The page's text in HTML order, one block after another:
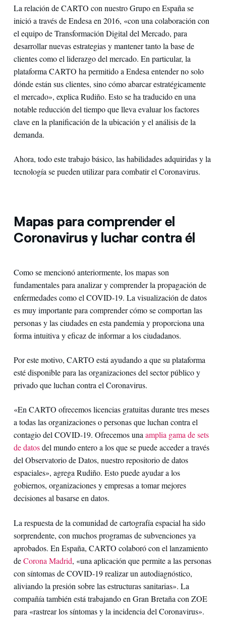
La relación de CARTO con nuestro Grupo en España se
inició a través de Endesa en 2016, «con una colaboración con
el equipo de Transformación Digital del Mercado, para
desarrollar nuevas estrategias y mantener tanto la base de
clientes como el liderazgo del mercado. En particular, la
plataforma CARTO ha permitido a Endesa entender no solo
dónde están sus clientes, sino cómo abarcar estratégicamente
el mercado», explica Rudiño. Esto se ha traducido en una
notable reducción del tiempo que lleva evaluar los factores
clave en la planificación de la ubicación y el análisis de la
demanda.
Ahora, todo este trabajo básico, las habilidades adquiridas y la
tecnología se pueden utilizar para combatir el Coronavirus.
Mapas para comprender el
Coronavirus y luchar contra él
Como se mencionó anteriormente, los mapas son
fundamentales para analizar y comprender la propagación de
enfermedades como el COVID-19. La visualización de datos
es muy importante para comprender cómo se comportan las
personas y las ciudades en esta pandemia y proporciona una
forma intuitiva y eficaz de informar a los ciudadanos.
Por este motivo, CARTO está ayudando a que su plataforma
esté disponible para las organizaciones del sector público y
privado que luchan contra el Coronavirus.
«En CARTO ofrecemos licencias gratuitas durante tres meses
a todas las organizaciones o personas que luchan contra el
contagio del COVID-19. Ofrecemos unaamplia gama de sets
de datosdel mundo entero a los que se puede acceder a través
del Observatorio de Datos, nuestro repositorio de datos
espaciales», agrega Rudiño. Esto puede ayudar a los
gobiernos, organizaciones y empresas a tomar mejores
decisiones al basarse en datos.
La respuesta de la comunidad de cartografía espacial ha sido
sorprendente, con muchos programas de subvenciones ya
aprobados. En España, CARTO colaboró ​​con el lanzamiento
deCorona Madrid, «una aplicación que permite a las personas
con síntomas de COVID-19 realizar un autodiagnóstico,
aliviando la presión sobre las estructuras sanitarias». La
compañía también está trabajando en Gran Bretaña con ZOE
para «rastrear los síntomas y la incidencia del Coronavirus».